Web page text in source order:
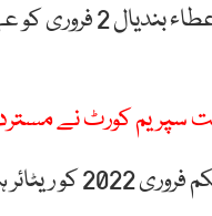
نوٹی فکیشن کے
کورٹ نے
جائیں گے۔